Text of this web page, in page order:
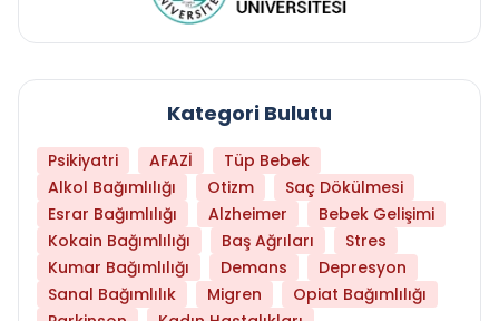
Kategori Bulutu
Psikiyatri AFAZİ
Tüp Bebek
Alkol Bağımlılığı
Otizm
Saç Dökülmesi
Esrar Bağımlılığı
Alzheimer
Bebek Gelişimi
Kokain Bağımlılığı
Baş Ağrıları
Stres
Kumar Bağımlılığı
Demans
Depresyon
Sanal Bağımlılık
Migren
Opiat Bağımlılığı